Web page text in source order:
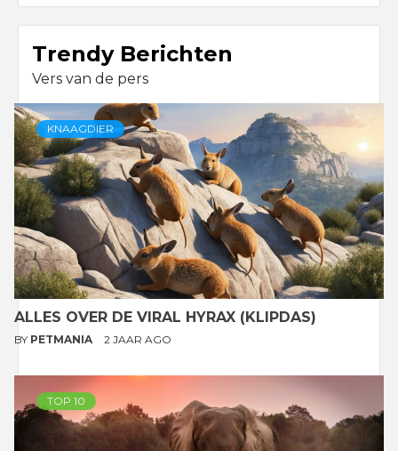
Trendy Berichten
Vers van de pers
KNAAGDIER
ALLES OVER DE VIRAL HYRAX (KLIPDAS)
BY PETMANIA 2 JAAR AGO
TOP 10